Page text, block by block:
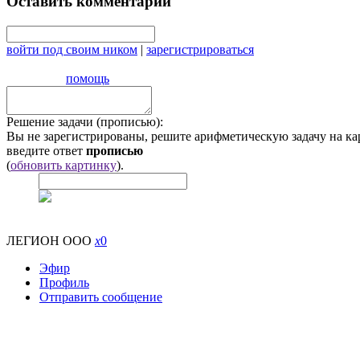
войти под своим ником | зарегистрироваться
помощь
Решение задачи (прописью):
Вы не зарегистрированы, решите арифметическую задачу на
введите ответ прописью
(обновить картинку).
ЛЕГИОН ООО x0
Эфир
Профиль
Отправить сообщение